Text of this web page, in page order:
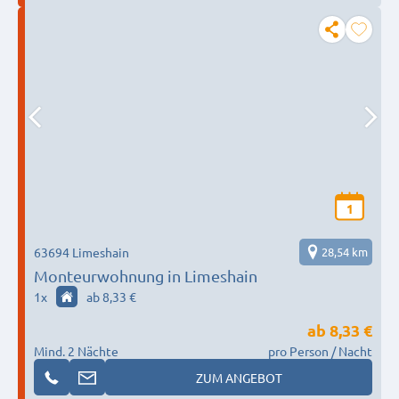
1
Monteurwohnung in Limeshain
63694 Limeshain 28,54 km
1x ab 8,33 €
Mind. 2 Nächte
ab 8,33 €
pro Person / Nacht
ZUM ANGEBOT